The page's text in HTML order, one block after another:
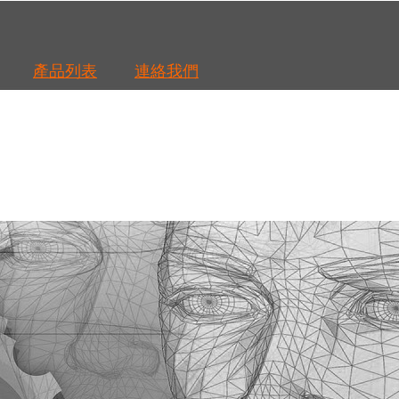
產品列表 連絡我們